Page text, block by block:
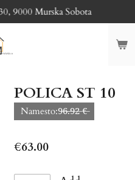
9000 Murska Sobota
POLICA ST 10
Namesto:9̶6̶.̶9̶2̶ €̶
€63.00